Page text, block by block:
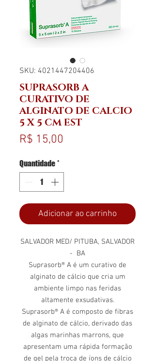
SKU: 4021447204406
SUPRASORB A
CURATIVO DE
ALGINATO DE CALCIO
5 X 5 CM EST
R$ 15,00
Quantidade *
Adicionar ao carrinho
SALVADOR MED/ PITUBA, SALVADOR
- BA
Suprasorb® A é um curativo de
alginato de cálcio que cria um
ambiente limpo nas feridas
altamente exsudativas.
Suprasorb® A é composto de fibras
de alginato de cálcio, derivado das
algas marinhas marrons, que
apresentam uma rápida formação
de gel pela troca de íons de cálcio